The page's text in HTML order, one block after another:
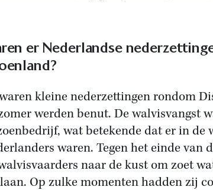
er Nederlandse
waren kleine nederzettingen rondom
werden benut. De walvisvangst
wat betekende dat er in de
waren. Tegen het einde van
naar de kust om zoet
Op zulke momenten hadden zij